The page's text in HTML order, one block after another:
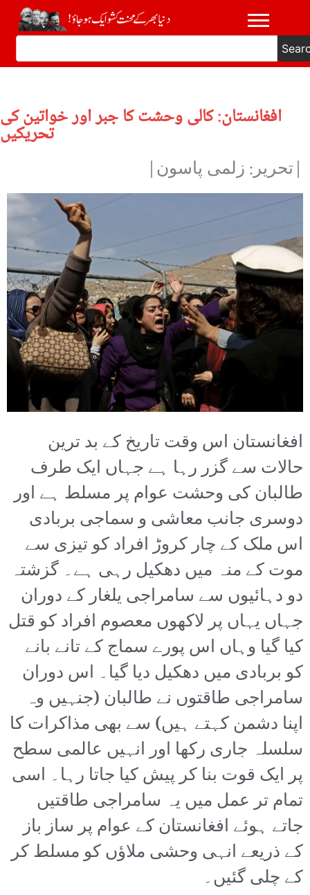
افغانستان: کالی وحشت کا جبر اور خواتین کی
تحریکیں
|تحریر: زلمی پاسون|
افغانستان اس وقت تاریخ کے بد ترین
حالات سے گزر رہا ہے جہاں ایک طرف
طالبان کی وحشت عوام پر مسلط ہے اور
دوسری جانب معاشی و سماجی بربادی
اس ملک کے چار کروڑ افراد کو تیزی سے
موت کے منہ میں دھکیل رہی ہے۔ گزشتہ
دو دہائیوں سے سامراجی یلغار کے دوران
جہاں یہاں پر لاکھوں معصوم افراد کو قتل
کیا گیا وہاں اس پورے سماج کے تانے بانے
کو بربادی میں دھکیل دیا گیا۔ اس دوران
سامراجی طاقتوں نے طالبان (جنہیں وہ
اپنا دشمن کہتے ہیں) سے بھی مذاکرات کا
سلسلہ جاری رکھا اور انہیں عالمی سطح
پر ایک قوت بنا کر پیش کیا جاتا رہا۔ اسی
تمام تر عمل میں یہ سامراجی طاقتیں
جاتے ہوئے افغانستان کے عوام پر ساز باز
کے ذریعے انہی وحشی ملاؤں کو مسلط کر
کے چلی گئیں۔